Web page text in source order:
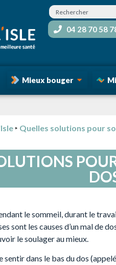
04 28 70 58
Mieux bouger
‣ Quelles solutions pour
le sommeil, durant le
sont les causes d’un mal de
le soulager au mieux.
sentir dans le bas du dos